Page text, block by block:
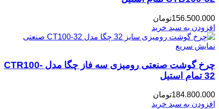
156.500.000تومان
افزودن به سبد خرید
نمایش سریع
چرخ گوشت صنعتی رومیزی سه فاز چگا مدل CTR100-
32 تمام استیل
184.800.000تومان
افزودن به سبد خرید